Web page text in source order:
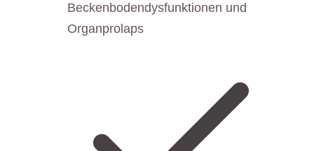
Beckenbodendysfunktionen und
Organprolaps